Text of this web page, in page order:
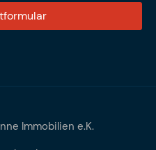
Immobilien e.K.